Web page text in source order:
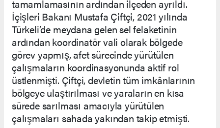
tamamlamasının ardından ilçeden ayrıldı.
İçişleri Bakanı Mustafa Çiftçi, 2021 yılında
Türkeli’de meydana gelen sel felaketinin
ardından koordinatör vali olarak bölgede
görev yapmış, afet sürecinde yürütülen
çalışmaların koordinasyonunda aktif rol
üstlenmişti. Çiftçi, devletin tüm imkânlarının
bölgeye ulaştırılması ve yaraların en kısa
sürede sarılması amacıyla yürütülen
çalışmaları sahada yakından takip etmişti.